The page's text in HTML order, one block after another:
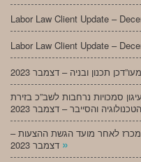
Labor Law Client Update –
Labor Law Client Update –
סמכויות נרחבות לשב”כ בזירת
מכרז לאחר מועד הגשת ההצעות –
»